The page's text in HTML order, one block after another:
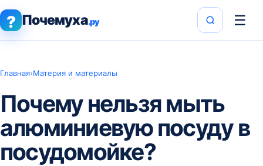
? Почемуха.ру ☰
Главная›Материя и материалы
Почему нельзя мыть
алюминиевую посуду в
посудомойке?